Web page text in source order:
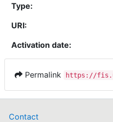
Type:
URI:
Activation date:
Permalink https://
Contact